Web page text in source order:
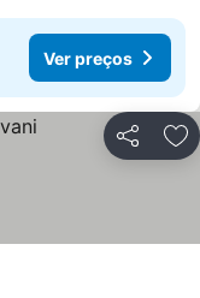
Ver preços
Partilhar